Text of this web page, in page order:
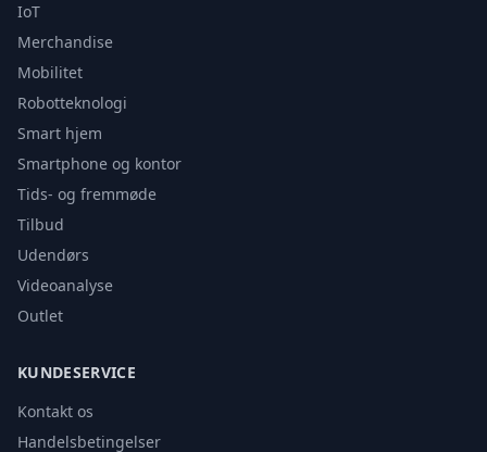
IoT
Merchandise
Mobilitet
Robotteknologi
Smart hjem
Smartphone og kontor
Tids- og fremmøde
Tilbud
Udendørs
Videoanalyse
Outlet
KUNDESERVICE
Kontakt os
Handelsbetingelser